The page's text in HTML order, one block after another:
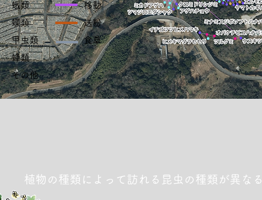
蛾類 移動
蝶類 送粉
甲虫類 食草
蜂類
その他
植物の種類によって訪れる昆虫の種類が異なる